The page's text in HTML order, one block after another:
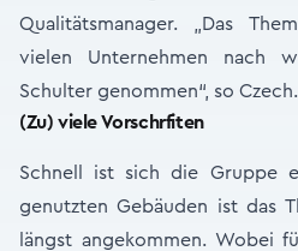
Qualitätsmanager. „Das
vielen Unternehmen nach
Schulter genommen“, so Czech.
(Zu) viele Vorschrfiten
Schnell ist sich die Gruppe
genutzten Gebäuden ist das
längst angekommen. Wobei